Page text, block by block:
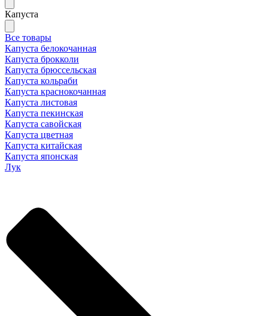
Капуста
Все товары
Капуста белокочанная
Капуста брокколи
Капуста брюссельская
Капуста кольраби
Капуста краснокочанная
Капуста листовая
Капуста пекинская
Капуста савойская
Капуста цветная
Капуста китайская
Капуста японская
Лук